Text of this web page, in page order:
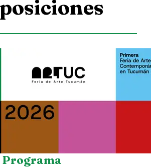
Programa